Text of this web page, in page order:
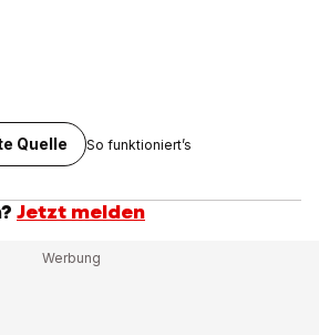
Quelle So funktioniert’s
Jetzt melden